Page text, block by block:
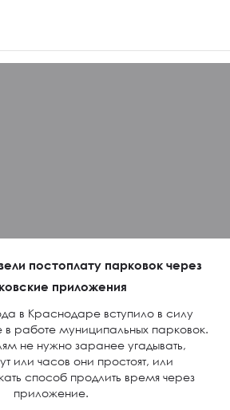
постоплату парковок через
приложения
в Краснодаре вступило в силу
работе муниципальных парковок.
не нужно заранее угадывать,
или часов они простоят, или
способ продлить время через
приложение.